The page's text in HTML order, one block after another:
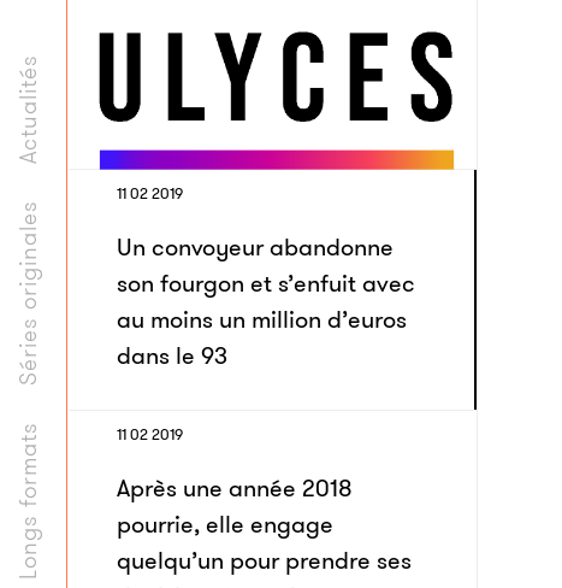
Longs formats
Séries originales
Actualités
11 02 2019
Un convoyeur abandonne
son fourgon et s’enfuit avec
au moins un million d’euros
dans le 93
11 02 2019
Après une année 2018
pourrie, elle engage
quelqu’un pour prendre ses